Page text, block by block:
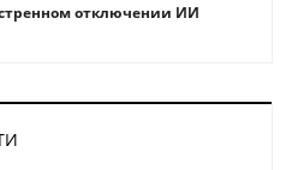
отключении ИИ